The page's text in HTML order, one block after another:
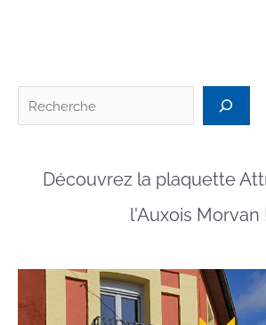
Découvrez la plaquette
l'Auxois Morvan